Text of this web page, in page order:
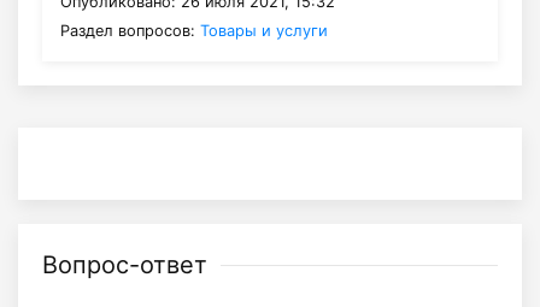
Раздел вопросов: Товары и услуги
Вопрос-ответ